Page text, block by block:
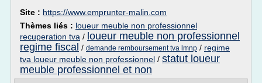
Site : https://www.emprunter-malin.com
Thèmes liés : loueur meuble non professionnel
recuperation tva / loueur meuble non professionnel
regime fiscal / demande remboursement tva lmnp / regime
tva loueur meuble non professionnel / statut loueur
meuble professionnel et non